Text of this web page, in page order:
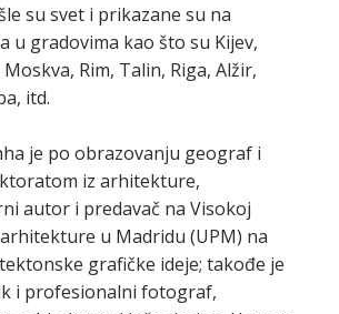
su svet i prikazane su na
u gradovima kao što su Kijev,
Rim, Talin, Riga, Alžir,
itd.
je po obrazovanju geograf i
iz arhitekture,
autor i predavač na Visokoj
u Madridu (UPM) na
grafičke ideje; takođe je
i profesionalni fotograf,